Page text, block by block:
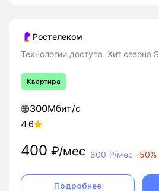
Ростелеком
Технологии доступа. Хит сезона S
Квартира
300Мбит/с
4.6
400 ₽/мес 800₽/мес -50%
Подробнее